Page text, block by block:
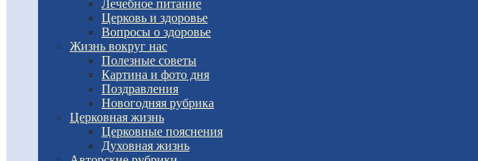
Лечебное питание
Церковь и здоровье
Вопросы о здоровье
Жизнь вокруг нас
Полезные советы
Картина и фото дня
Поздравления
Новогодняя рубрика
Церковная жизнь
Церковные пояснения
Духовная жизнь